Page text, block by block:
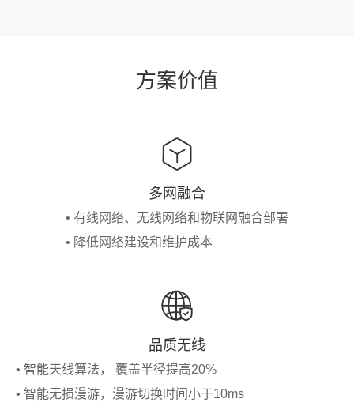
方案价值
多网融合
• 有线网络、无线网络和物联网融合部署
• 降低网络建设和维护成本
品质无线
• 智能天线算法， 覆盖半径提高20%
• 智能无损漫游，漫游切换时间小于10ms